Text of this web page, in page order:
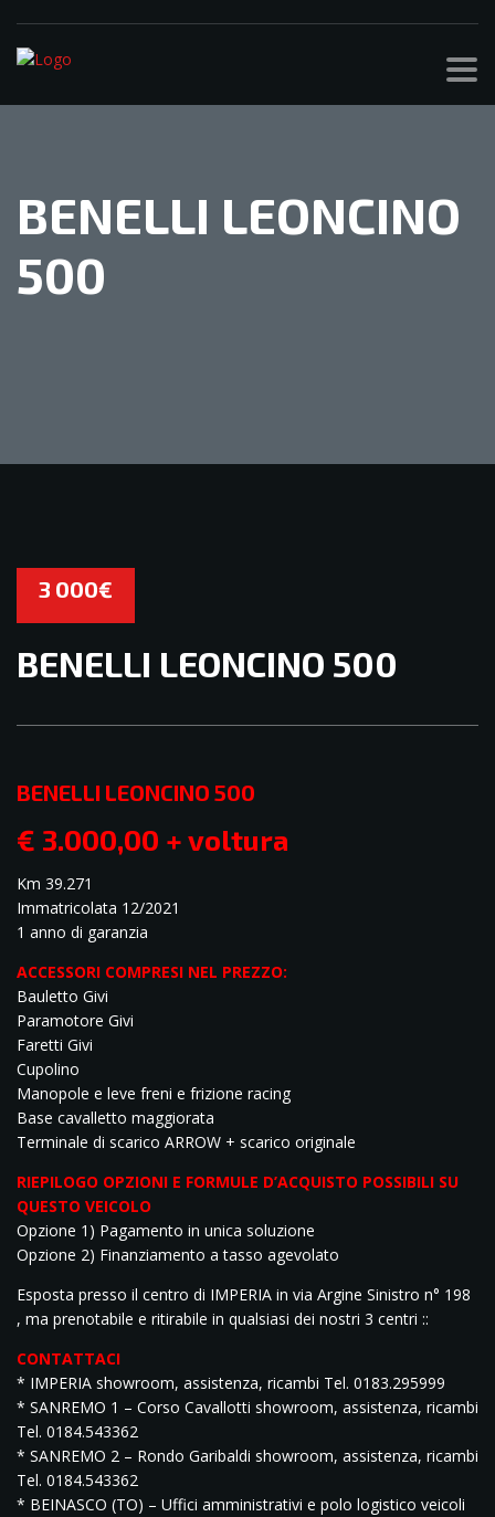
BENELLI LEONCINO
500
3 000€
BENELLI LEONCINO 500
4
BENELLI LEONCINO 500
€ 3.000,00 + voltura
Km 39.271
Immatricolata 12/2021
1 anno di garanzia
ACCESSORI COMPRESI NEL PREZZO:
Bauletto Givi
Paramotore Givi
Faretti Givi
Cupolino
Manopole e leve freni e frizione racing
Base cavalletto maggiorata
Terminale di scarico ARROW + scarico originale
RIEPILOGO OPZIONI E FORMULE D’ACQUISTO POSSIBILI SU
QUESTO VEICOLO
Opzione 1) Pagamento in unica soluzione
Opzione 2) Finanziamento a tasso agevolato
Esposta presso il centro di IMPERIA in via Argine Sinistro n° 198
, ma prenotabile e ritirabile in qualsiasi dei nostri 3 centri ::
CONTATTACI
* IMPERIA showroom, assistenza, ricambi Tel. 0183.295999
* SANREMO 1 – Corso Cavallotti showroom, assistenza, ricambi
Tel. 0184.543362
* SANREMO 2 – Rondo Garibaldi showroom, assistenza, ricambi
Tel. 0184.543362
* BEINASCO (TO) – Uffici amministrativi e polo logistico veicoli